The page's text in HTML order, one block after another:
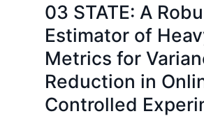
03 STATE: A
Estimator of
Metrics for
Reduction in
Controlled